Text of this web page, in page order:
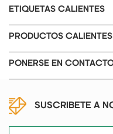
ETIQUETAS CALIENTES
PRODUCTOS CALIENTES
PONERSE EN
SUSCRIBETE A